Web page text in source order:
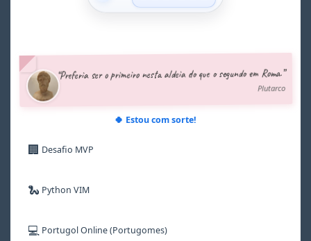
1
6
9
1
6
9
1
6
9
1
6
9
3
8
9
“Preferia ser o primeiro nesta aldeia do que o segundo em Roma.”
Plutarco
🍀 Estou com sorte!
🏢 Desafio MVP
🐍 Python VIM
💻 Portugol Online (Portugomes)